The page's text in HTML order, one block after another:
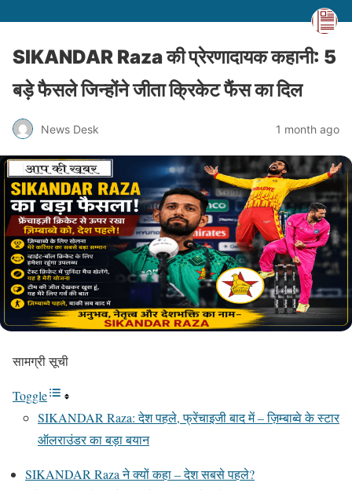
SIKANDAR Raza की प्रेरणादायक कहानी: 5
बड़े फैसले जिन्होंने जीता क्रिकेट फैंस का दिल
News Desk 1 month ago
सामग्री सूची
Toggle
SIKANDAR Raza: देश पहले, फ्रेंचाइजी बाद में – ज़िम्बाब्वे के स्टार
ऑलराउंडर का बड़ा बयान
SIKANDAR Raza ने क्यों कहा – देश सबसे पहले?